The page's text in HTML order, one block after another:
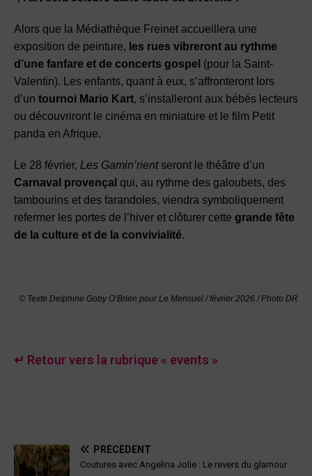
Alors que la Médiathèque Freinet accueillera une
exposition de peinture, les rues vibreront au rythme
d’une fanfare et de concerts gospel (pour la Saint-
Valentin). Les enfants, quant à eux, s’affronteront lors
d’un tournoi Mario Kart, s’installeront aux bébés lecteurs
ou découvriront le cinéma en miniature et le film Petit
panda en Afrique.
Le 28 février, Les Gamin’rientseront le théâtre d’un
Carnaval provençal qui, au rythme des galoubets, des
tambourins et des farandoles, viendra symboliquement
refermer les portes de l’hiver et clôturer cette grande fête
de la culture et de la convivialité.
© Texte Delphine Goby O’Brien pour Le Mensuel / février 2026 / Photo DR
↵ Retour vers la rubrique « events »
PRÉCÉDENT
Coutures avec Angelina Jolie : Le revers du glamour